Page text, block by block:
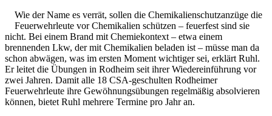
Wie der Name es verrät, sollen die Chemikalienschutzanzüge die
Feuerwehrleute vor Chemikalien schützen – feuerfest sind sie
nicht. Bei einem Brand mit Chemiekontext – etwa einem
brennenden Lkw, der mit Chemikalien beladen ist – müsse man da
schon abwägen, was im ersten Moment wichtiger sei, erklärt Ruhl.
Er leitet die Übungen in Rodheim seit ihrer Wiedereinführung vor
zwei Jahren. Damit alle 18 CSA-geschulten Rodheimer
Feuerwehrleute ihre Gewöhnungsübungen regelmäßig absolvieren
können, bietet Ruhl mehrere Termine pro Jahr an.